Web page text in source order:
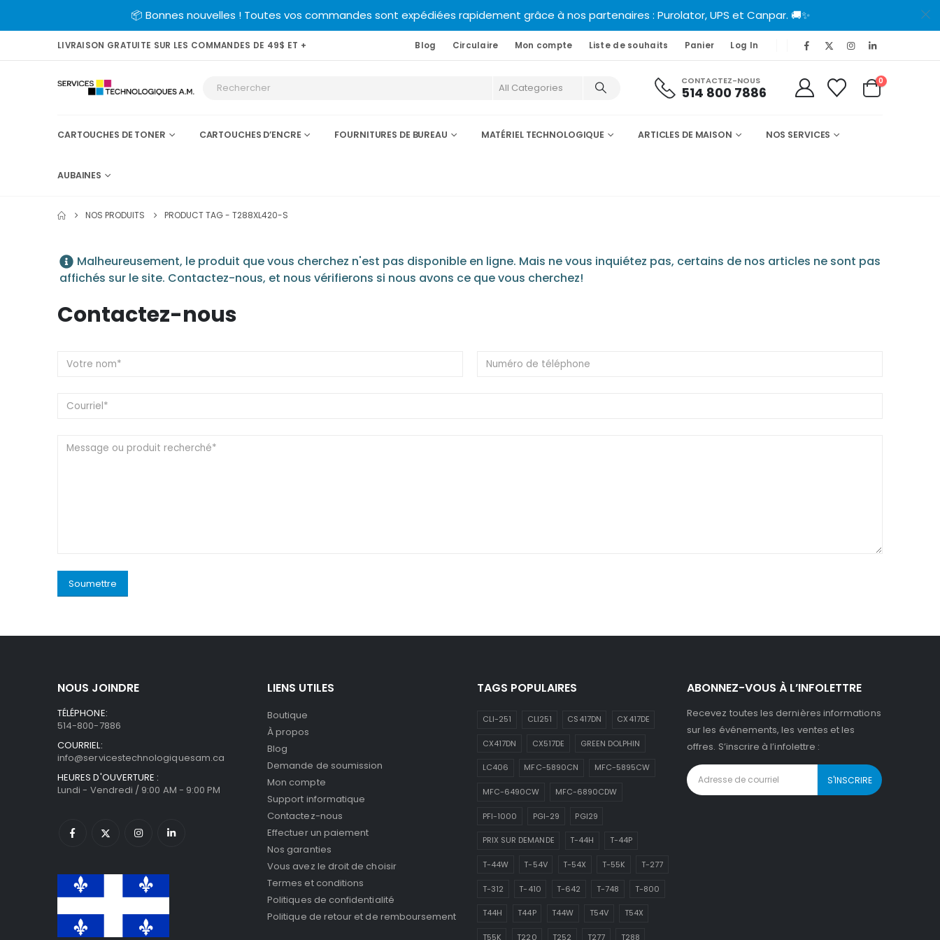
📦 Bonnes nouvelles ! Toutes vos commandes sont expédiées rapidement grâce à nos partenaires : Purolator, UPS et Canpar. 🚚✨
LIVRAISON GRATUITE SUR LES COMMANDES DE 49$ ET + Blog Circulaire Mon compte Liste de souhaits Panier Log In
CONTACTEZ-NOUS
514 800 7886
0
CARTOUCHES DE TONER CARTOUCHES D’ENCRE FOURNITURES DE BUREAU MATÉRIEL TECHNOLOGIQUE ARTICLES DE MAISON NOS SERVICES
AUBAINES
NOS PRODUITS PRODUCT TAG - T288XL420-S
Malheureusement, le produit que vous cherchez n'est pas disponible en ligne. Mais ne vous inquiétez pas, certains de nos articles ne sont pas
affichés sur le site. Contactez-nous, et nous vérifierons si nous avons ce que vous cherchez!
Contactez-nous
NOUS JOINDRE
TÉLÉPHONE:
514-800-7886
COURRIEL:
info@servicestechnologiquesam.ca
HEURES D'OUVERTURE :
Lundi - Vendredi / 9:00 AM - 9:00 PM
LIENS UTILES
Boutique
À propos
Blog
Demande de soumission
Mon compte
Support informatique
Contactez-nous
Effectuer un paiement
Nos garanties
Vous avez le droit de choisir
Termes et conditions
Politiques de confidentialité
Politique de retour et de remboursement
TAGS POPULAIRES
CLI-251 CLI251 CS417DN CX417DE
CX417DN CX517DE GREEN DOLPHIN
LC406 MFC-5890CN MFC-5895CW
MFC-6490CW MFC-6890CDW
PFI-1000 PGI-29 PGI29
PRIX SUR DEMANDE T-44H T-44P
T-44W T-54V T-54X T-55K T-277
T-312 T-410 T-642 T-748 T-800
T44H T44P T44W T54V T54X
T55K T220 T252 T277 T288
ABONNEZ-VOUS À L’INFOLETTRE
Recevez toutes les dernières informations
sur les événements, les ventes et les
offres. S’inscrire à l’infolettre :